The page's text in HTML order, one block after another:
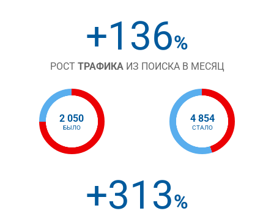
+136%
РОСТ ТРАФИКАИЗ ПОИСКА В МЕСЯЦ
2 050
БЫЛО
4 854
СТАЛО
+313%